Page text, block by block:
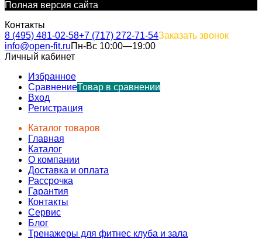
Полная версия сайта
Контакты
8 (495) 481-02-58+7 (717) 272-71-54Заказать звонок
info@open-fit.ruПн-Вс 10:00—19:00
Личный кабинет
Избранное
СравнениеТовар в сравнении
Вход
Регистрация
Каталог товаров
Главная
Каталог
О компании
Доставка и оплата
Рассрочка
Гарантия
Контакты
Сервис
Блог
Тренажеры для фитнес клуба и зала